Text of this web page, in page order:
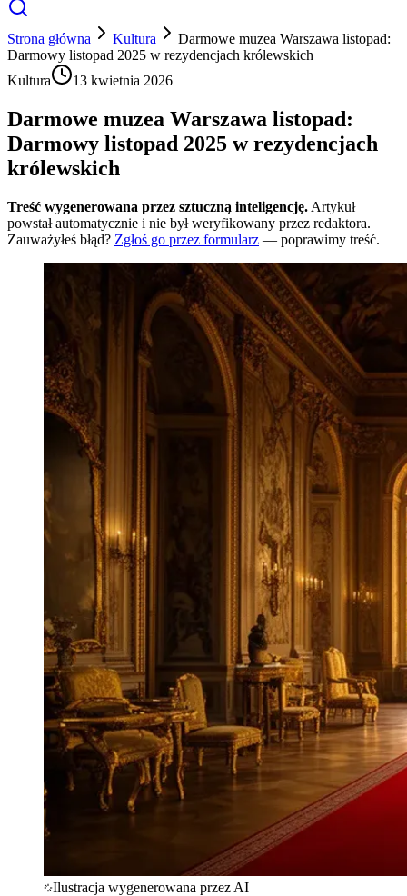
Strona główna Kultura
Darmowe muzea Warszawa listopad:
Darmowy listopad 2025 w rezydencjach królewskich
Kultura
13 kwietnia 2026
Darmowe muzea Warszawa listopad:
Darmowy listopad 2025 w rezydencjach
królewskich
Treść wygenerowana przez sztuczną inteligencję. Artykuł
powstał automatycznie i nie był weryfikowany przez redaktora.
Zauważyłeś błąd? Zgłoś go przez formularz — poprawimy treść.
Ilustracja wygenerowana przez AI